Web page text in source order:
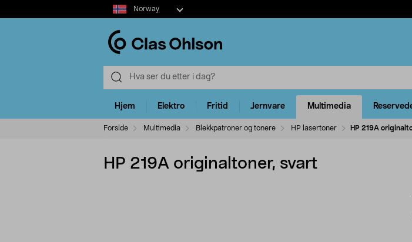
Select
market
Norway
Hjem Elektro Fritid Jernvare Multimedia
Forside Multimedia Blekkpatroner og tonere HP lasertoner HP 219A
HP 219A originaltoner, svart